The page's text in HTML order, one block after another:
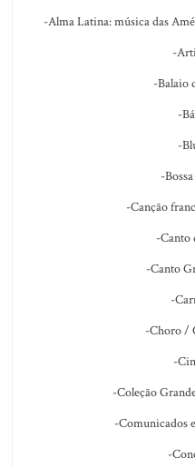
-Alma Latina: música das
-
-Balaio
-
-
-
-Canção
-Canto
-Canto
-
-Choro /
-
-Coleção
-Comunicados
-